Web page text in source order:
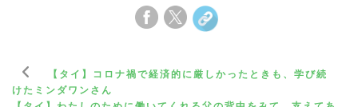
【タイ】コロナ禍で経済的に厳しかったときも、学び続
けたミンダワンさん